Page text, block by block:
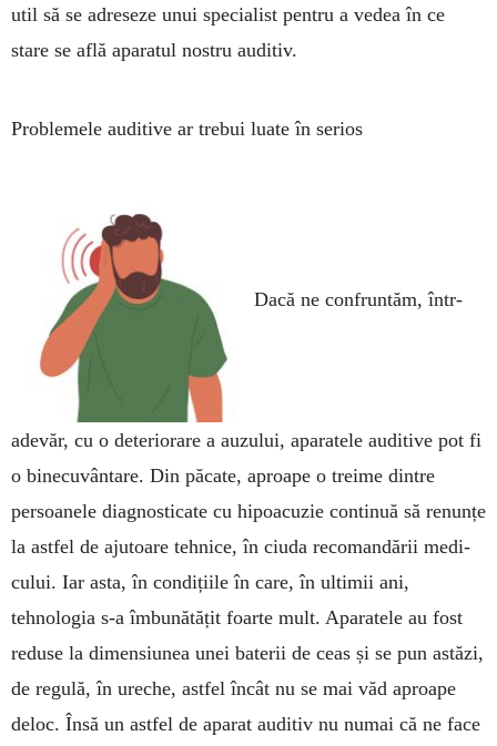
util să se adreseze unui specialist pentru a vedea în ce
stare se află aparatul nostru auditiv.
Problemele auditive ar trebui luate în serios
Dacă ne confruntăm, într-
ade­văr, cu o deteriorare a auzului, aparatele auditive pot fi
o bine­cuvântare. Din păcate, aproa­pe o treime dintre
persoanele diagnosticate cu hipoacuzie con­tinuă să renunțe
la astfel de ajutoare tehnice, în ciuda recomandării medi­
cului. Iar asta, în condițiile în care, în ultimii ani,
tehnologia s-a îmbunătățit foarte mult. Aparatele au fost
reduse la dimensiunea unei baterii de ceas și se pun astăzi,
de regulă, în ureche, astfel încât nu se mai văd aproape
deloc. Însă un astfel de aparat auditiv nu numai că ne face